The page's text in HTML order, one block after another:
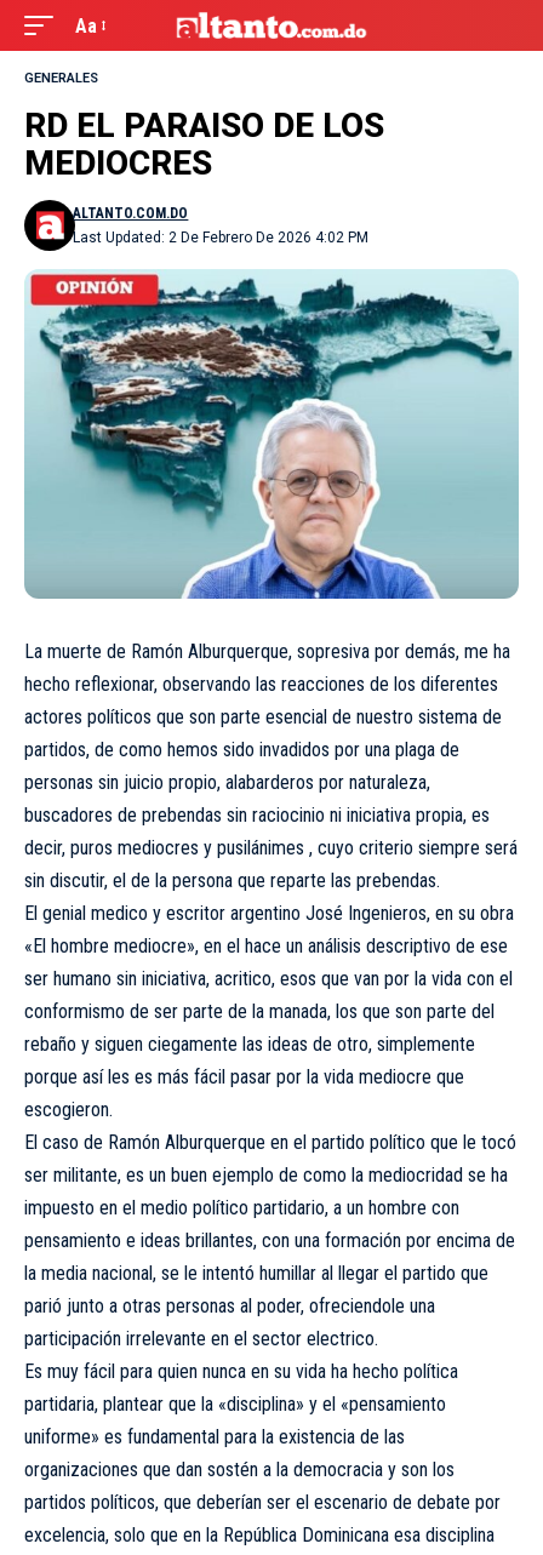
Aa
GENERALES
RD EL PARAISO DE LOS
MEDIOCRES
Last Updated: 2 De Febrero De 2026 4:02 PM
ALTANTO.COM.DO
La muerte de Ramón Alburquerque, sopresiva por demás, me ha
hecho reflexionar, observando las reacciones de los diferentes
actores políticos que son parte esencial de nuestro sistema de
partidos, de como hemos sido invadidos por una plaga de
personas sin juicio propio, alabarderos por naturaleza,
buscadores de prebendas sin raciocinio ni iniciativa propia, es
decir, puros mediocres y pusilánimes , cuyo criterio siempre será
sin discutir, el de la persona que reparte las prebendas.
El genial medico y escritor argentino José Ingenieros, en su obra
«El hombre mediocre», en el hace un análisis descriptivo de ese
ser humano sin iniciativa, acritico, esos que van por la vida con el
conformismo de ser parte de la manada, los que son parte del
rebaño y siguen ciegamente las ideas de otro, simplemente
porque así les es más fácil pasar por la vida mediocre que
escogieron.
El caso de Ramón Alburquerque en el partido político que le tocó
ser militante, es un buen ejemplo de como la mediocridad se ha
impuesto en el medio político partidario, a un hombre con
pensamiento e ideas brillantes, con una formación por encima de
la media nacional, se le intentó humillar al llegar el partido que
parió junto a otras personas al poder, ofreciendole una
participación irrelevante en el sector electrico.
Es muy fácil para quien nunca en su vida ha hecho política
partidaria, plantear que la «disciplina» y el «pensamiento
uniforme» es fundamental para la existencia de las
organizaciones que dan sostén a la democracia y son los
partidos políticos, que deberían ser el escenario de debate por
excelencia, solo que en la República Dominicana esa disciplina